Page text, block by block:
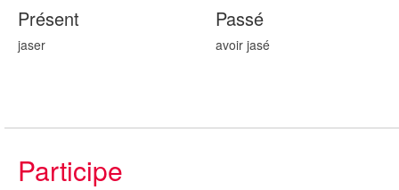
Présent
jaser
Passé
avoir jasé
Participe